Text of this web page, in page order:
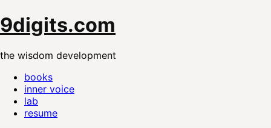
Skip
to
9digits.com
the wisdom development
books
inner voice
lab
resume